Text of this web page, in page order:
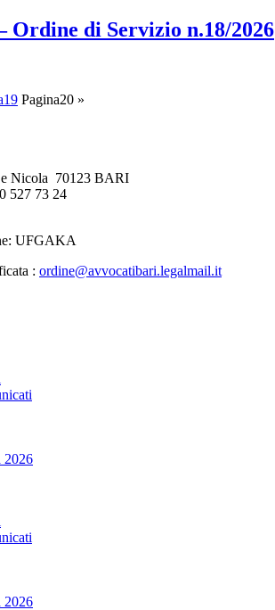
Ordine di Servizio n.18/2026
19 Pagina20 »
Nicola 70123 BARI
527 73 24
UFGAKA
: ordine@avvocatibari.legalmail.it
2026
2026